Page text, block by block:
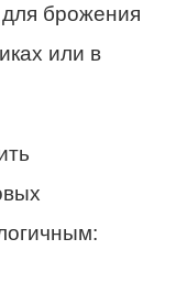
брожения
или в